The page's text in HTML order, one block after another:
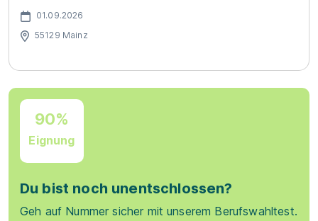
01.09.2026
55129 Mainz
90%
Eignung
Du bist noch unentschlossen?
Geh auf Nummer sicher mit unserem Berufswahltest.